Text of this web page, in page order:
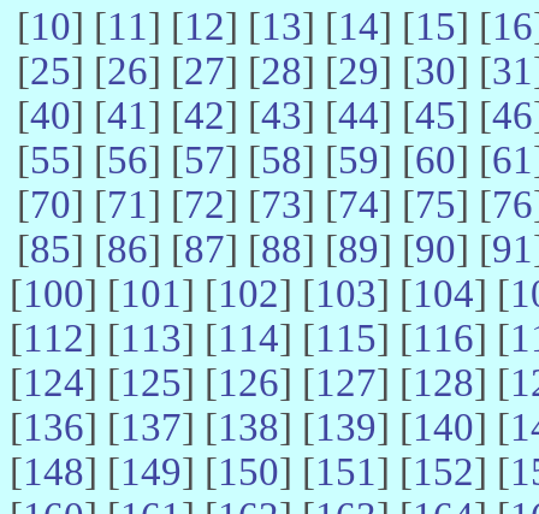
[10] [11] [12] [13] [14] [15] [16
[25] [26] [27] [28] [29] [30] [31
[40] [41] [42] [43] [44] [45] [46
[55] [56] [57] [58] [59] [60] [61
[70] [71] [72] [73] [74] [75] [76
[85] [86] [87] [88] [89] [90] [91
[100] [101] [102] [103] [104] [
[112] [113] [114] [115] [116] [
[124] [125] [126] [127] [128] [
[136] [137] [138] [139] [140] [
[148] [149] [150] [151] [152] [